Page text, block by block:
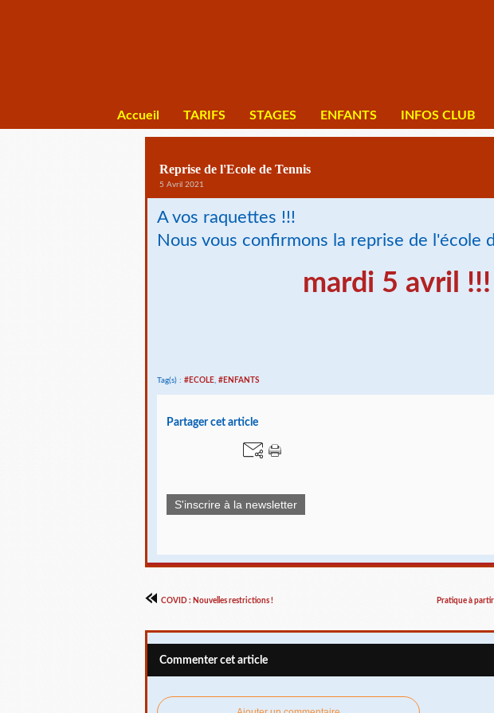
Accueil TARIFS STAGES ENFANTS INFOS CLUB
Reprise de l'Ecole de Tennis
5 Avril 2021
A vos raquettes !!!
Nous vous confirmons la reprise de l'école
mardi 5 avril !!!
Tag(s) : #ECOLE, #ENFANTS
Partager cet article
S'inscrire à la newsletter
COVID : Nouvelles restrictions ! Pratique à
Commenter cet article